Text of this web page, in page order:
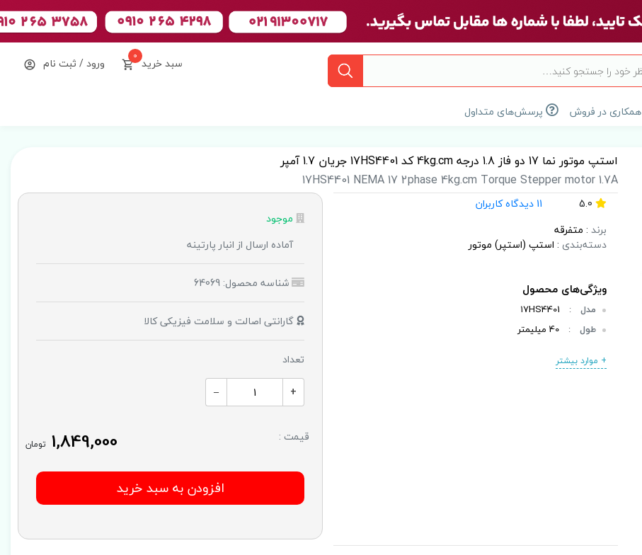
ورود / ثبت نام سبد خرید 0
همکاری در فروش پرسش‌های متداول
استپ موتور نما 17 دو فاز 1.8 درجه 4kg.cm کد 17HS4401 جریان 1.7 آمپر
17HS4401 NEMA 17 2phase 4kg.cm Torque Stepper motor 1.7A
11 دیدگاه کاربران
برند : متفرقه
دسته‌بندی : استپ (استپر) موتور
مدل :
۱۷HS4401
طول
:
40 میلیمتر
سایر ویژگی ها
+ موارد بیشتر
موجود
آماده ارسال از انبار پارتینه
شناسه محصول: 64069
گارانتی اصالت و سلامت فیزیکی کالا
تعداد
+
–
قیمت : 1,849,000 تومان
افزودن به سبد خرید